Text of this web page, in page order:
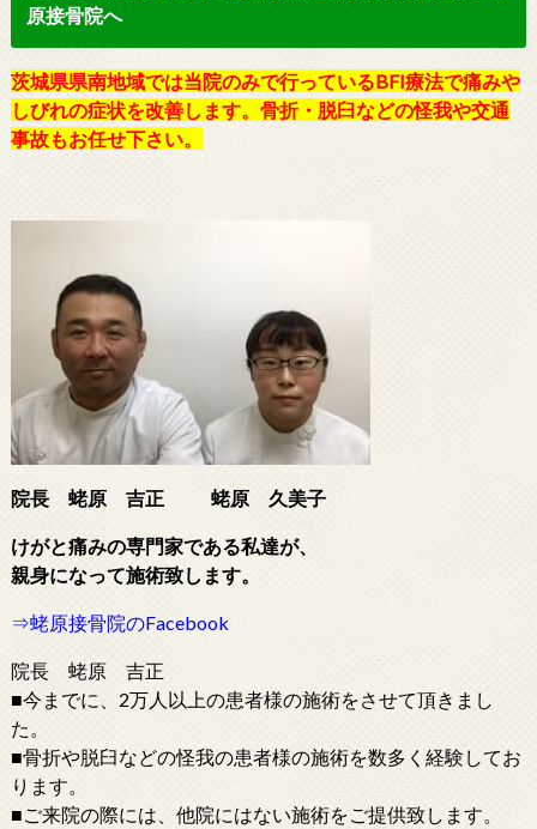
原接骨院へ
茨城県県南地域では当院のみで行っているBFI療法で痛みや
しびれの症状を改善します。骨折・脱臼などの怪我や交通
事故もお任せ下さい。
院長 蛯原 吉正 蛯原 久美子
けがと痛みの専門家である私達が、
親身になって施術致します。
⇒蛯原接骨院のFacebook
院長 蛯原 吉正
■今までに、2万人以上の患者様の施術をさせて頂きまし
た。
■骨折や脱臼などの怪我の患者様の施術を数多く経験してお
ります。
■ご来院の際には、他院にはない施術をご提供致します。